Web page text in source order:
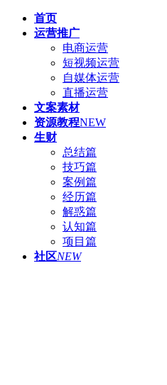
首页
运营推广
电商运营
短视频运营
自媒体运营
直播运营
文案素材
资源教程NEW
生财
总结篇
技巧篇
案例篇
经历篇
解惑篇
认知篇
项目篇
社区NEW